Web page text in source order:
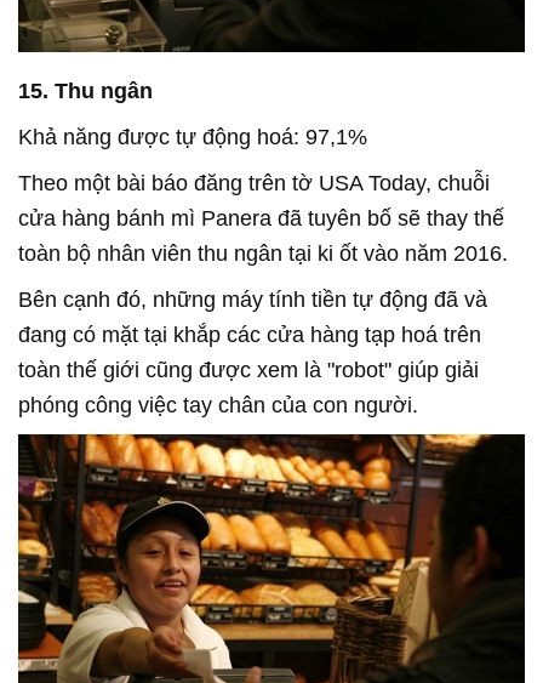
15. Thu ngân
Khả năng được tự động hoá: 97,1%
Theo một bài báo đăng trên tờ USA Today, chuỗi
cửa hàng bánh mì Panera đã tuyên bố sẽ thay thế
toàn bộ nhân viên thu ngân tại ki ốt vào năm 2016.
Bên cạnh đó, những máy tính tiền tự động đã và
đang có mặt tại khắp các cửa hàng tạp hoá trên
toàn thế giới cũng được xem là "robot" giúp giải
phóng công việc tay chân của con người.